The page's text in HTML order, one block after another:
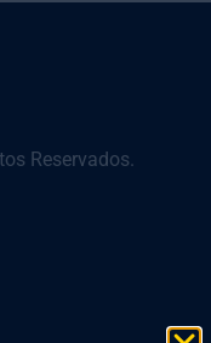
Reservados.